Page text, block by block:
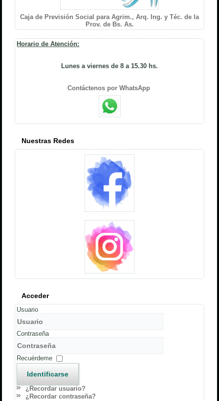
Caja de Previsión Social para Agrim., Arq. Ing. y Téc. de la
Prov. de Bs. As.
Horario de Atención:
Lunes a viernes de 8 a 15.30 hs.
Contáctenos por WhatsApp
Nuestras Redes
Acceder
Usuario
Contraseña
Recuérdeme
Identificarse
¿Recordar usuario?
¿Recordar contraseña?